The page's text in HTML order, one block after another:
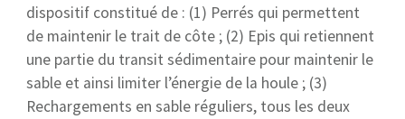
dispositif constitué de : (1) Perrés qui permettent
de maintenir le trait de côte ; (2) Epis qui retiennent
une partie du transit sédimentaire pour maintenir le
sable et ainsi limiter l’énergie de la houle ; (3)
Rechargements en sable réguliers, tous les deux